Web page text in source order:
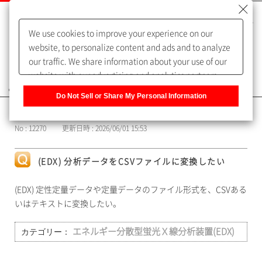
よくあるご質問（FAQ）
No : 12270 更新日時 : 2026/06/01 15:53
(EDX) 分析データをCSVファイルに変換したい
(EDX) 定性定量データや定量データのファイル形式を、CSVある
いはテキストに変換したい。
カテゴリー： エネルギー分散型蛍光Ｘ線分析装置(EDX)
We use cookies to improve your experience on our
website, to personalize content and ads and to analyze
our traffic. We share information about your use of our
website with our advertising and analytics partners,
of our sharing information about you with our partners.
Information] to customize your cookie settings on our
Do Not Sell or Share My Personal Information